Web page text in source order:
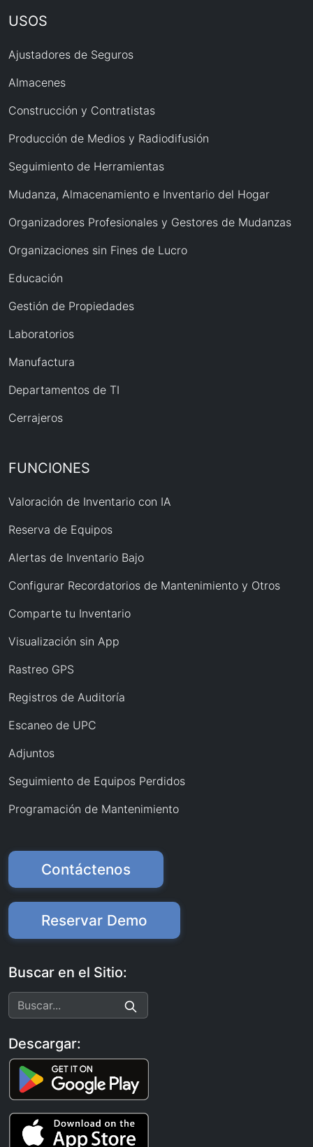
USOS
Ajustadores de Seguros
Almacenes
Construcción y Contratistas
Producción de Medios y Radiodifusión
Seguimiento de Herramientas
Mudanza, Almacenamiento e Inventario del Hogar
Organizadores Profesionales y Gestores de Mudanzas
Organizaciones sin Fines de Lucro
Educación
Gestión de Propiedades
Laboratorios
Manufactura
Departamentos de TI
Cerrajeros
FUNCIONES
Valoración de Inventario con IA
Reserva de Equipos
Alertas de Inventario Bajo
Configurar Recordatorios de Mantenimiento y Otros
Comparte tu Inventario
Visualización sin App
Rastreo GPS
Registros de Auditoría
Escaneo de UPC
Adjuntos
Seguimiento de Equipos Perdidos
Programación de Mantenimiento
Contáctenos
Reservar Demo
Buscar en el Sitio:
Descargar: